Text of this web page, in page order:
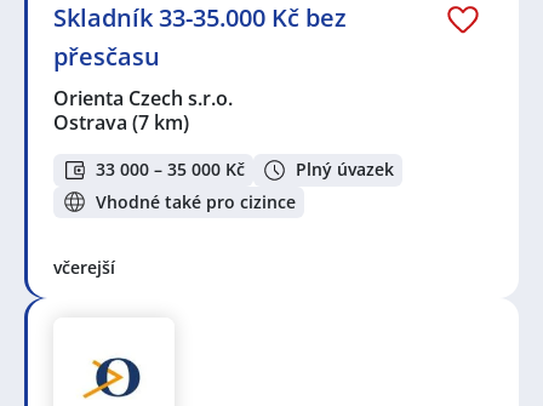
Skladník 33-35.000 Kč bez
přesčasu
Orienta Czech s.r.o.
Ostrava (7 km)
33 000 – 35 000 Kč
Plný úvazek
Vhodné také pro cizince
včerejší